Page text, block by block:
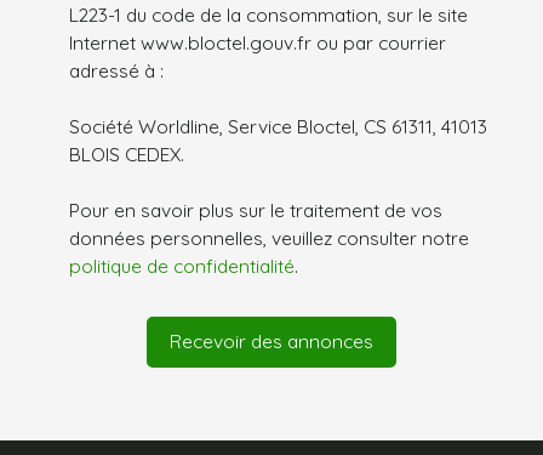
L223-1 du code de la consommation, sur le site
Internet www.bloctel.gouv.fr ou par courrier
adressé à :
Société Worldline, Service Bloctel, CS 61311, 41013
BLOIS CEDEX.
Pour en savoir plus sur le traitement de vos
données personnelles, veuillez consulter notre
politique de confidentialité.
Recevoir des annonces